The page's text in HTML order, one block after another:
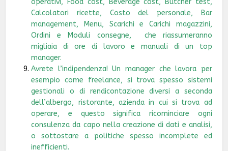
operativi, Food cost, Beverage cost, Butcher test,
Calcolatori ricette, Costo del personale, Bar
management, Menu, Scarichi e Carichi magazzini,
Ordini e Moduli consegne, che riassumeranno
migliaia di ore di lavoro e manuali di un top
manager.
Avrete l’indipendenza! Un manager che lavora per
esempio come freelance, si trova spesso sistemi
gestionali o di rendicontazione diversi a seconda
dell’albergo, ristorante, azienda in cui si trova ad
operare, e questo significa ricominciare ogni
consulenza da capo nella creazione di dati e analisi,
o sottostare a politiche spesso incomplete ed
inefficienti.